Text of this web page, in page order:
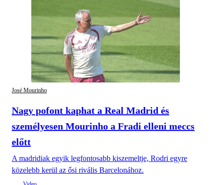
José Mourinho
Nagy pofont kaphat a Real Madrid és
személyesen Mourinho a Fradi elleni meccs
előtt
A madridiak egyik legfontosabb kiszemeltje, Rodri egyre
közelebb kerül az ősi rivális Barcelonához.